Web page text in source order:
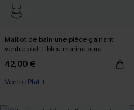
Maillot de bain une pièce gainant
ventre plat + bleu marine aura
42,00 €
Ventre Plat +